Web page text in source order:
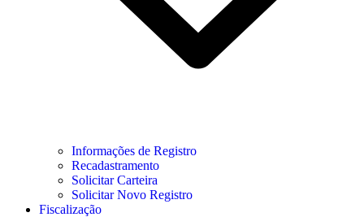
Informações de Registro
Recadastramento
Solicitar Carteira
Solicitar Novo Registro
Fiscalização